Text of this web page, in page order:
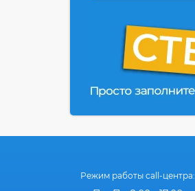
Режим работы call-центра: